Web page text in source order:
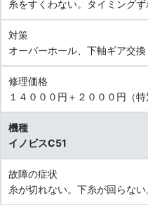
糸をすくわない。タイミングず
対策
オーバーホール、下軸ギア交換
修理価格
１４０００円＋２０００円（
機種
イノビスC51
故障の症状
糸が切れない。下糸が回らない